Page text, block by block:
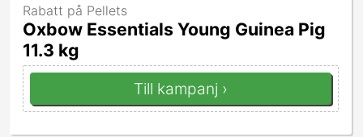
Rabatt på Pellets
Oxbow Essentials Young Guinea Pig
11.3 kg
Till kampanj ›